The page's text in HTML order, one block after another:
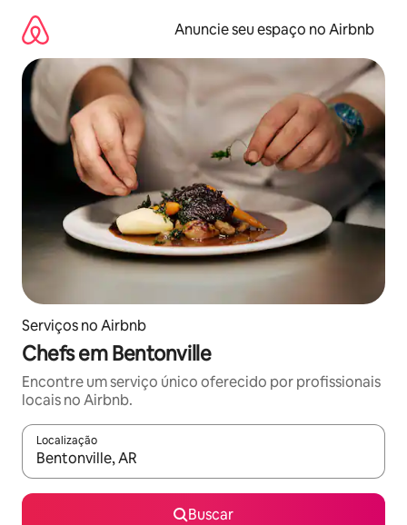
para
conteúdo
Anuncie seu espaço no Airbnb
Serviços no Airbnb
Chefs em Bentonville
Encontre um serviço único oferecido por profissionais
locais no Airbnb.
Localização
Quando os resultados estiverem disponíveis, explore-os
Buscar